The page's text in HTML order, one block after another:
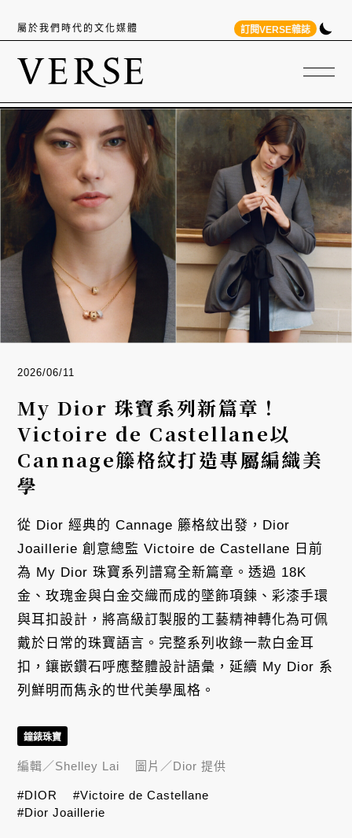
屬於我們時代的文化媒體 訂閱VERSE雜誌
2026/06/11
My Dior 珠寶系列新篇章！
Victoire de Castellane以
Cannage籐格紋打造專屬編織美
學
從 Dior 經典的 Cannage 籐格紋出發，Dior
Joaillerie 創意總監 Victoire de Castellane 日前
為 My Dior 珠寶系列譜寫全新篇章。透過 18K
金、玫瑰金與白金交織而成的墜飾項鍊、彩漆手環
與耳扣設計，將高級訂製服的工藝精神轉化為可佩
戴於日常的珠寶語言。完整系列收錄一款白金耳
扣，鑲嵌鑽石呼應整體設計語彙，延續 My Dior 系
列鮮明而雋永的世代美學風格。
鐘錶珠寶
編輯／Shelley Lai 圖片／Dior 提供
#DIOR
#Victoire de Castellane
#Dior Joaillerie